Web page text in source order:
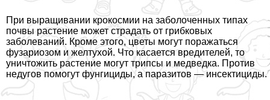
При выращивании крокосмии на заболоченных типах
почвы растение может страдать от грибковых
заболеваний. Кроме этого, цветы могут поражаться
фузариозом и желтухой. Что касается вредителей, то
уничтожить растение могут трипсы и медведка. Против
недугов помогут фунгициды, а паразитов — инсектициды.